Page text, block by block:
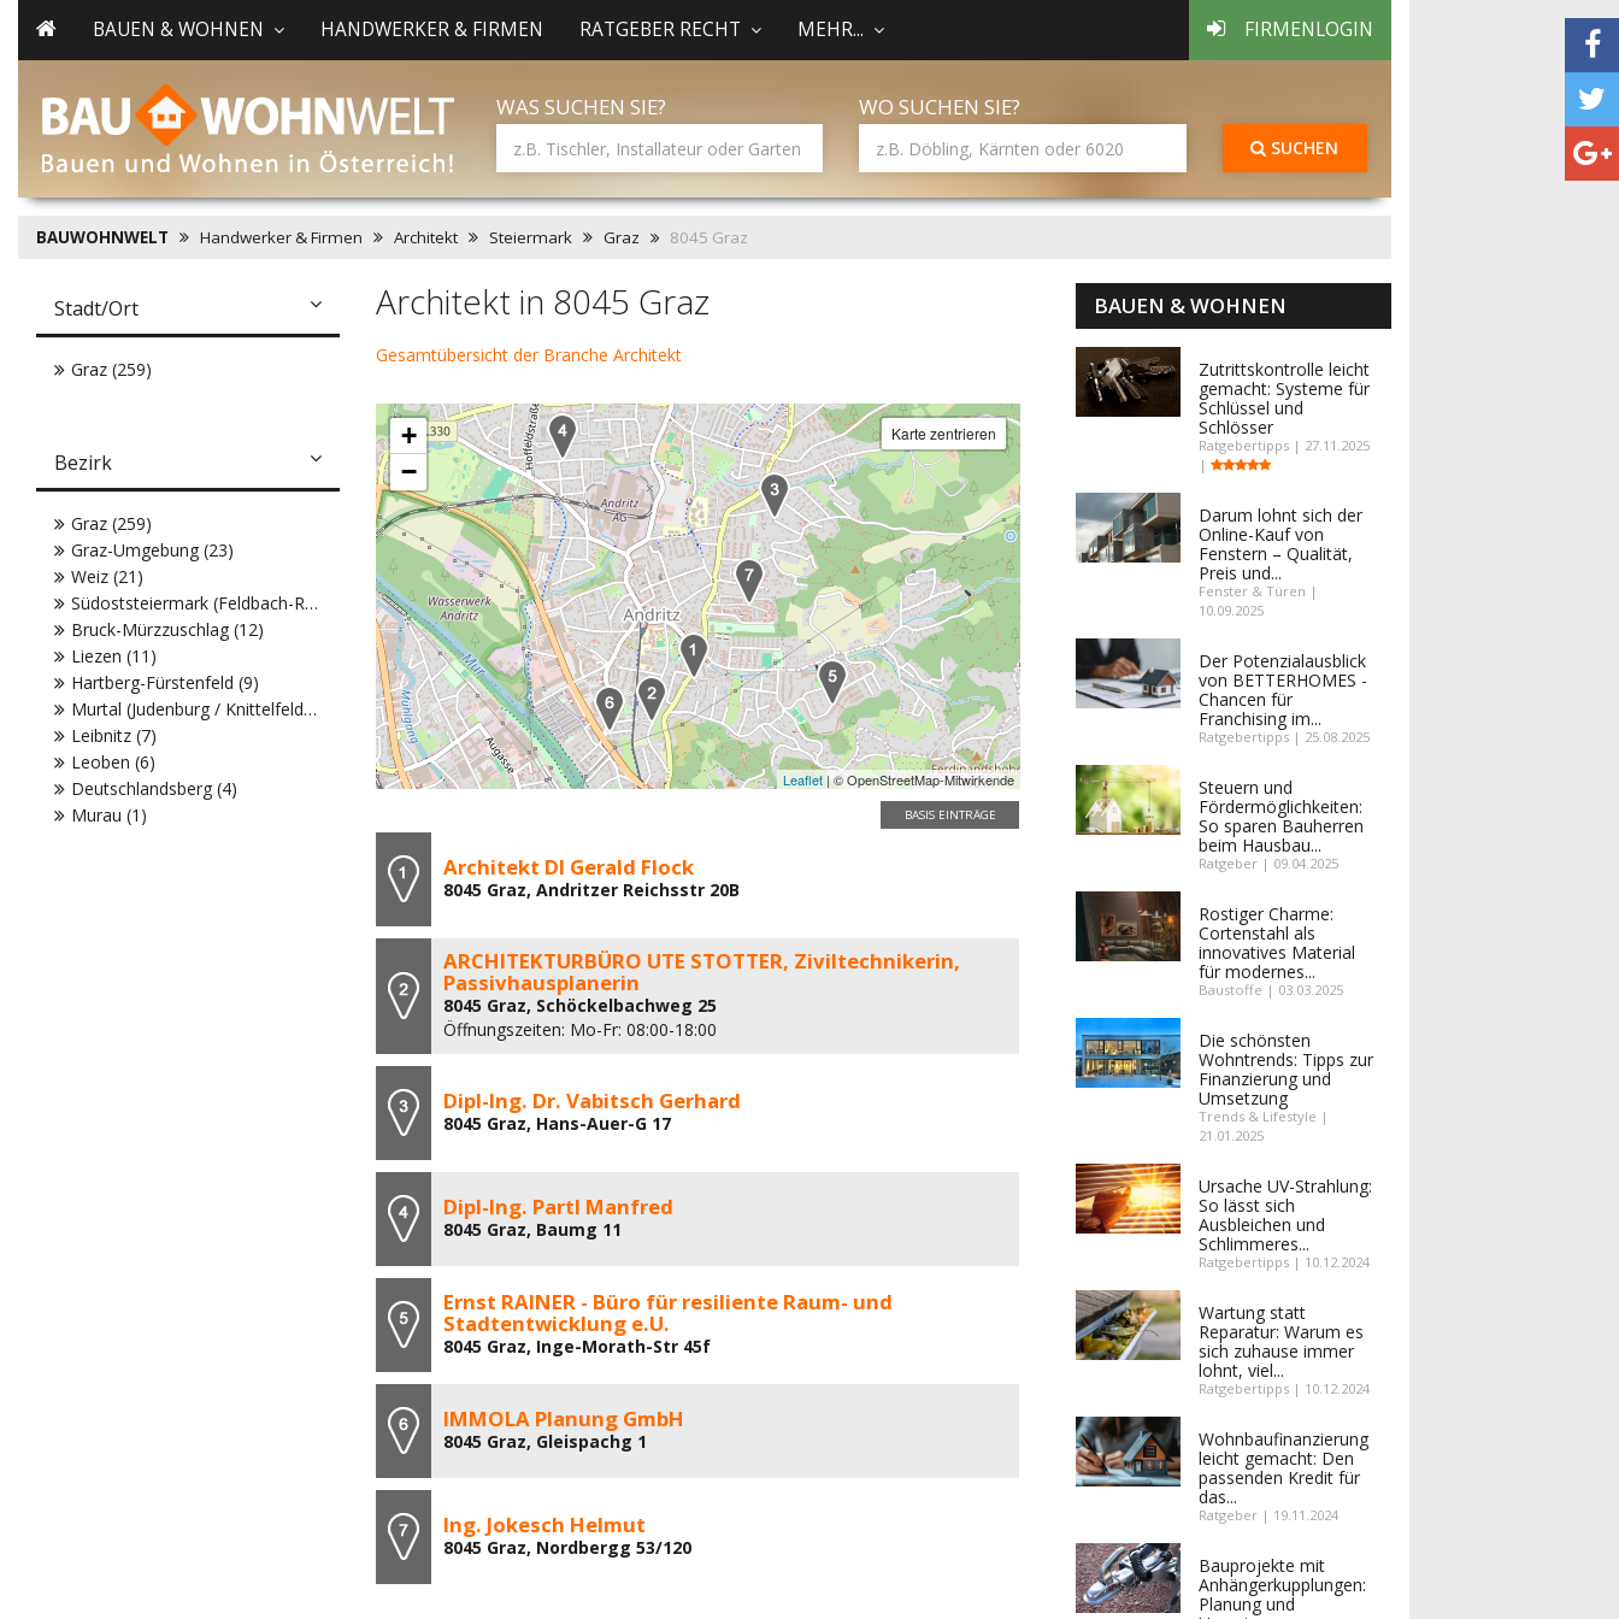
BAUEN & WOHNEN HANDWERKER & FIRMEN RATGEBER RECHT MEHR... FIRMENLOGIN
WAS SUCHEN SIE? WO SUCHEN SIE?
SUCHEN
BAUWOHNWELT Handwerker & Firmen Architekt Steiermark Graz 8045 Graz
Architekt in 8045 Graz
Gesamtübersicht der Branche Architekt
+
−
Karte zentrieren
Leaflet| © OpenStreetMap-Mitwirkende
BASIS EINTRÄGE
Architekt DI Gerald Flock
8045 Graz, Andritzer Reichsstr 20B
ARCHITEKTURBÜRO UTE STOTTER, Ziviltechnikerin,
Passivhausplanerin
8045 Graz, Schöckelbachweg 25
Öffnungszeiten: Mo-Fr: 08:00-18:00
Dipl-Ing. Dr. Vabitsch Gerhard
8045 Graz, Hans-Auer-G 17
Dipl-Ing. Partl Manfred
8045 Graz, Baumg 11
Ernst RAINER - Büro für resiliente Raum- und
Stadtentwicklung e.U.
8045 Graz, Inge-Morath-Str 45f
IMMOLA Planung GmbH
8045 Graz, Gleispachg 1
Ing. Jokesch Helmut
8045 Graz, Nordbergg 53/120
Stadt/Ort
Graz (259)
Bezirk
Graz (259)
Graz-Umgebung (23)
Weiz (21)
Südoststeiermark (Feldbach-Radkersburg) (13)
Bruck-Mürzzuschlag (12)
Liezen (11)
Hartberg-Fürstenfeld (9)
Murtal (Judenburg / Knittelfeld) (9)
Leibnitz (7)
Leoben (6)
Deutschlandsberg (4)
Murau (1)
BAUEN & WOHNEN
Zutrittskontrolle leicht
gemacht: Systeme für
Schlüssel und
Schlösser
Ratgebertipps | 27.11.2025
|
Darum lohnt sich der
Online-Kauf von
Fenstern – Qualität,
Preis und...
Fenster & Türen |
10.09.2025
Der Potenzialausblick
von BETTERHOMES -
Chancen für
Franchising im...
Ratgebertipps | 25.08.2025
Steuern und
Fördermöglichkeiten:
So sparen Bauherren
beim Hausbau...
Ratgeber | 09.04.2025
Rostiger Charme:
Cortenstahl als
innovatives Material
für modernes...
Baustoffe | 03.03.2025
Die schönsten
Wohntrends: Tipps zur
Finanzierung und
Umsetzung
Trends & Lifestyle |
21.01.2025
Ursache UV-Strahlung:
So lässt sich
Ausbleichen und
Schlimmeres...
Ratgebertipps | 10.12.2024
Wartung statt
Reparatur: Warum es
sich zuhause immer
lohnt, viel...
Ratgebertipps | 10.12.2024
Wohnbaufinanzierung
leicht gemacht: Den
passenden Kredit für
das...
Ratgeber | 19.11.2024
Bauprojekte mit
Anhängerkupplungen:
Planung und